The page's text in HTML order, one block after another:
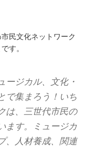
民文化ネットワーク
す。
ージカル、文化・
で集まろう！いち
は、三世代市民の
ます。ミュージカ
、人材養成、関連